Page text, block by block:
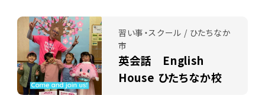
習い事・スクール / ひたちなか
市
英会話 English
House ひたちなか校